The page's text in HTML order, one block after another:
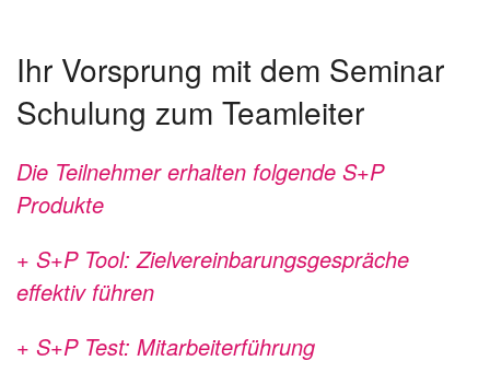
Ihr Vorsprung mit dem Seminar
Schulung zum Teamleiter
Die Teilnehmer erhalten folgende S+P
Produkte
+ S+P Tool: Zielvereinbarungsgespräche
effektiv führen
+ S+P Test: Mitarbeiterführung